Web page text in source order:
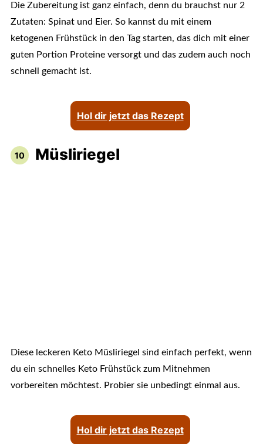
Die Zubereitung ist ganz einfach, denn du brauchst nur 2
Zutaten: Spinat und Eier. So kannst du mit einem
ketogenen Frühstück in den Tag starten, das dich mit einer
guten Portion Proteine versorgt und das zudem auch noch
schnell gemacht ist.
Hol dir jetzt das Rezept
Müsliriegel
Diese leckeren Keto Müsliriegel sind einfach perfekt, wenn
du ein schnelles Keto Frühstück zum Mitnehmen
vorbereiten möchtest. Probier sie unbedingt einmal aus.
Hol dir jetzt das Rezept